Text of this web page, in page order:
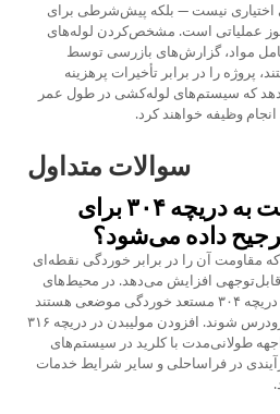
اختیاری نیست — بلکه پیش‌شرطی برای
عملیاتی است. مشخص‌کردن لوله‌های
مواد، گزارش‌های بازرسی توسط
پروژه را در برابر تأخیرات پرهزینه
که سیستم‌های لوله‌کشی در طول عمر
وظیفه خواهند کرد.
سوالات متداول
چرا دریچه ۳۱۶ نسبت به دریچه ۳۰۴ برای
داده می‌شود؟
است که مقاومت آن را در برابر خوردگی نقطه‌ای
افزایش می‌دهد. در محیط‌های
آب شور، لوله‌های فولاد ضدزنگ دریچه ۳۰۴ مستعد خوردگی موضعی هستند
که ممکن است منجر به خرابی زودرس شوند. افزودن مولیبدن در دریچه ۳۱۶
طولانی‌مدت با کلرید در سیستم‌های
در فراساحلی و سایر شرایط خدمات